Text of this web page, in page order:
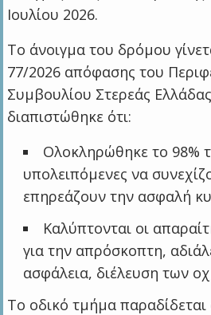
Ιουλίου 2026.
Το άνοιγμα του δρόμου
77/2026 απόφασης του
Συμβουλίου Στερεάς
διαπιστώθηκε ότι:
Ολοκληρώθηκε το 98%
υπολειπόμενες να
επηρεάζουν την ασφαλή
Καλύπτονται οι
για την απρόσκοπτη,
ασφάλεια, διέλευση των
Το οδικό τμήμα